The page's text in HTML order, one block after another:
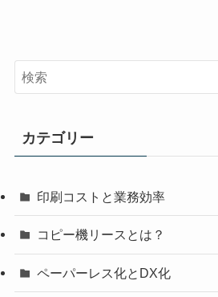
カテゴリー
印刷コストと業務効率
コピー機リースとは？
ペーパーレス化とDX化